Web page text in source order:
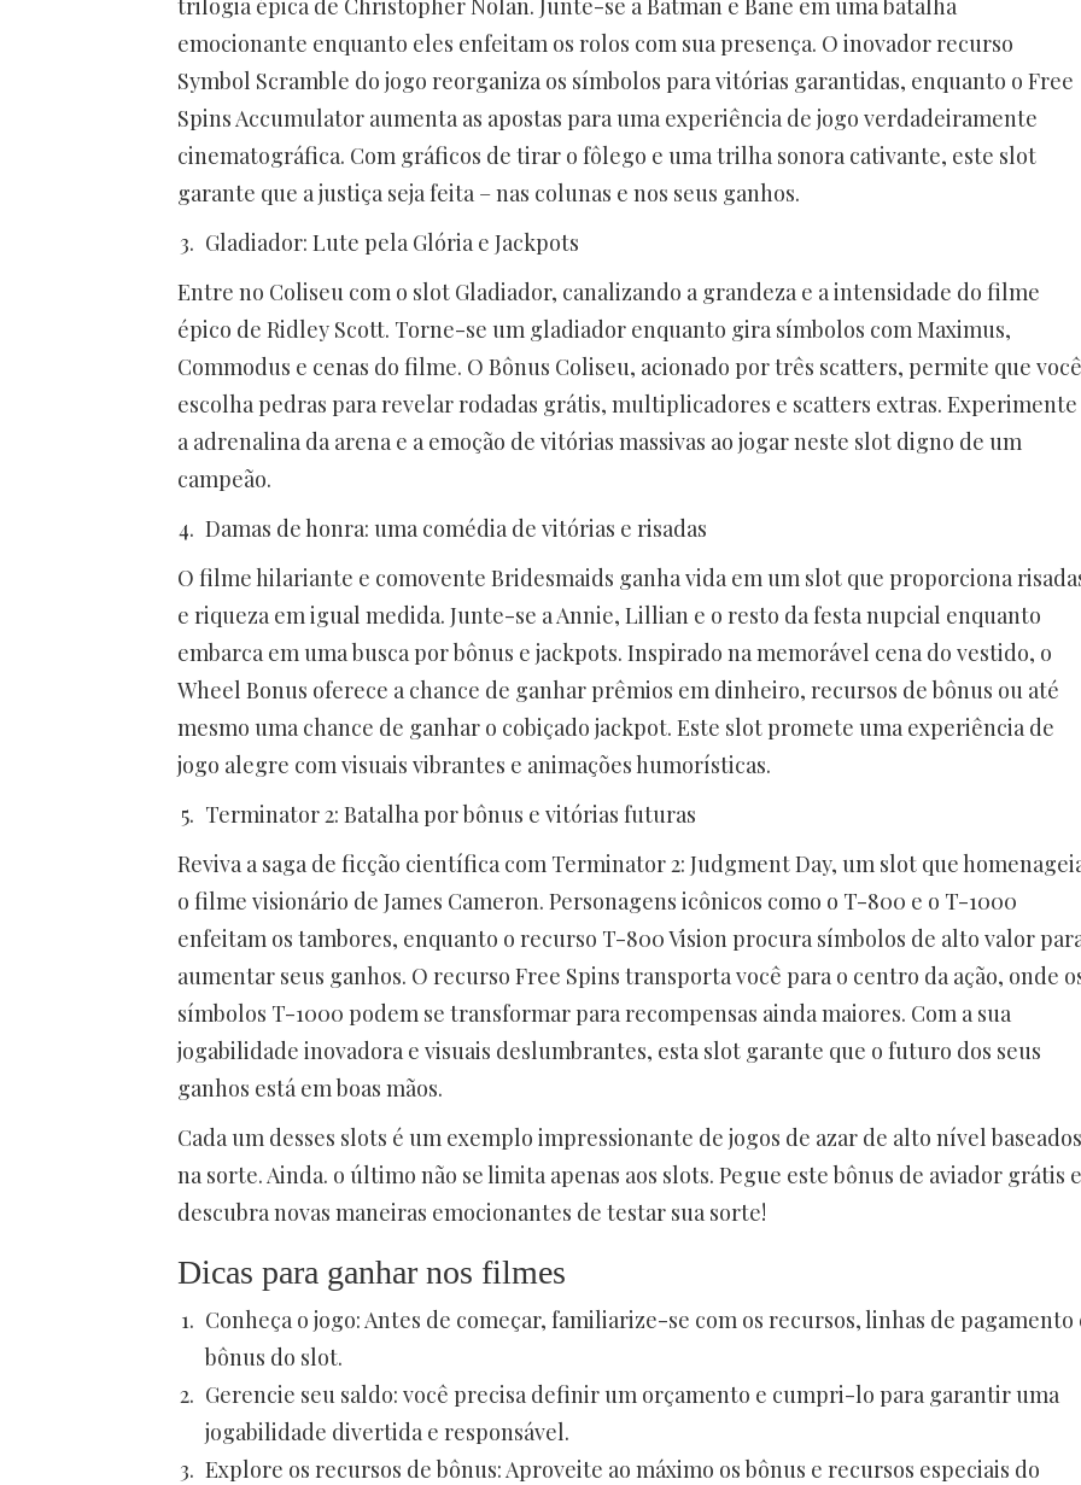
trilogia épica de Christopher Nolan. Junte-se a Batman e Bane em uma batalha
emocionante enquanto eles enfeitam os rolos com sua presença. O inovador recurso
Symbol Scramble do jogo reorganiza os símbolos para vitórias garantidas, enquanto o Free
Spins Accumulator aumenta as apostas para uma experiência de jogo verdadeiramente
cinematográfica. Com gráficos de tirar o fôlego e uma trilha sonora cativante, este slot
garante que a justiça seja feita – nas colunas e nos seus ganhos.
Gladiador: Lute pela Glória e Jackpots
Entre no Coliseu com o slot Gladiador, canalizando a grandeza e a intensidade do filme
épico de Ridley Scott. Torne-se um gladiador enquanto gira símbolos com Maximus,
Commodus e cenas do filme. O Bônus Coliseu, acionado por três scatters, permite que você
escolha pedras para revelar rodadas grátis, multiplicadores e scatters extras. Experimente
a adrenalina da arena e a emoção de vitórias massivas ao jogar neste slot digno de um
campeão.
Damas de honra: uma comédia de vitórias e risadas
O filme hilariante e comovente Bridesmaids ganha vida em um slot que proporciona
e riqueza em igual medida. Junte-se a Annie, Lillian e o resto da festa nupcial enquanto
embarca em uma busca por bônus e jackpots. Inspirado na memorável cena do vestido, o
Wheel Bonus oferece a chance de ganhar prêmios em dinheiro, recursos de bônus ou até
mesmo uma chance de ganhar o cobiçado jackpot. Este slot promete uma experiência de
jogo alegre com visuais vibrantes e animações humorísticas.
Terminator 2: Batalha por bônus e vitórias futuras
Reviva a saga de ficção científica com Terminator 2: Judgment Day, um slot que
o filme visionário de James Cameron. Personagens icônicos como o T-800 e o T-1000
enfeitam os tambores, enquanto o recurso T-800 Vision procura símbolos de alto valor
aumentar seus ganhos. O recurso Free Spins transporta você para o centro da ação, onde
símbolos T-1000 podem se transformar para recompensas ainda maiores. Com a sua
jogabilidade inovadora e visuais deslumbrantes, esta slot garante que o futuro dos seus
ganhos está em boas mãos.
Cada um desses slots é um exemplo impressionante de jogos de azar de alto nível baseados
na sorte. Ainda. o último não se limita apenas aos slots. Pegue este bônus de aviador grátis e
descubra novas maneiras emocionantes de testar sua sorte!
Dicas para ganhar nos filmes
Conheça o jogo: Antes de começar, familiarize-se com os recursos, linhas de pagamento
bônus do slot.
Gerencie seu saldo: você precisa definir um orçamento e cumpri-lo para garantir uma
jogabilidade divertida e responsável.
Explore os recursos de bônus: Aproveite ao máximo os bônus e recursos especiais do